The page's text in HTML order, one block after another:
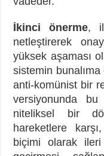
İkinci önerme,
netleştirerek
yüksek aşaması
sistemin
anti-komünist bir
versiyonunda
niteliksel bir
hareketlere
biçimi olarak